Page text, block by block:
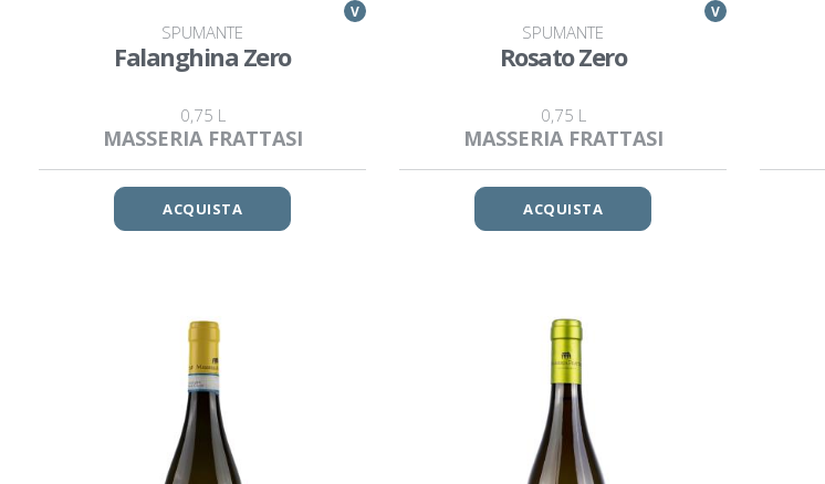
V
SPUMANTE
Falanghina Zero
0,75 L
MASSERIA FRATTASI
ACQUISTA
V
SPUMANTE
Rosato Zero
0,75 L
MASSERIA FRATTASI
ACQUISTA